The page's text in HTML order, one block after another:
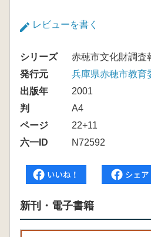
レビューを書く
シリーズ
赤穂市文化財調査
発行元
兵庫県赤穂市教育
出版年
2001
判
A4
ページ
22+11
六一ID
N72592
新刊・電子書籍